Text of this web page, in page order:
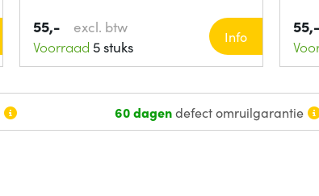
55,-
excl. btw
Voorraad 5 stuks
Info 55,-
60 dagendefect omruilgarantie